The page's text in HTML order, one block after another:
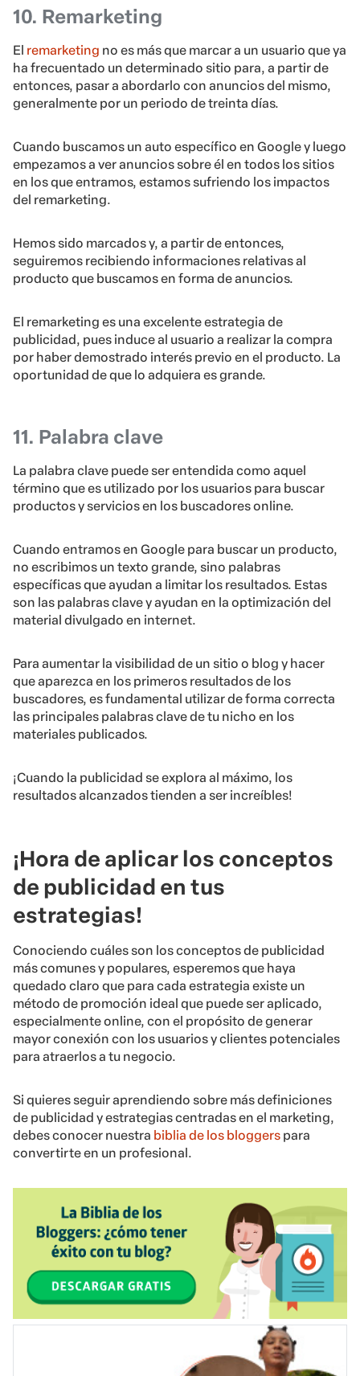
10. Remarketing
El remarketing no es más que marcar a un usuario que ya
ha frecuentado un determinado sitio para, a partir de
entonces, pasar a abordarlo con anuncios del mismo,
generalmente por un periodo de treinta días.
Cuando buscamos un auto específico en Google y luego
empezamos a ver anuncios sobre él en todos los sitios
en los que entramos, estamos sufriendo los impactos
del remarketing.
Hemos sido marcados y, a partir de entonces,
seguiremos recibiendo informaciones relativas al
producto que buscamos en forma de anuncios.
El remarketing es una excelente estrategia de
publicidad, pues induce al usuario a realizar la compra
por haber demostrado interés previo en el producto. La
oportunidad de que lo adquiera es grande.
11. Palabra clave
La palabra clave puede ser entendida como aquel
término que es utilizado por los usuarios para buscar
productos y servicios en los buscadores online.
Cuando entramos en Google para buscar un producto,
no escribimos un texto grande, sino palabras
específicas que ayudan a limitar los resultados. Estas
son las palabras clave y ayudan en la optimización del
material divulgado en internet.
Para aumentar la visibilidad de un sitio o blog y hacer
que aparezca en los primeros resultados de los
buscadores, es fundamental utilizar de forma correcta
las principales palabras clave de tu nicho en los
materiales publicados.
¡Cuando la publicidad se explora al máximo, los
resultados alcanzados tienden a ser increíbles!
¡Hora de aplicar los conceptos
de publicidad en tus
estrategias!
Conociendo cuáles son los conceptos de publicidad
más comunes y populares, esperemos que haya
quedado claro que para cada estrategia existe un
método de promoción ideal que puede ser aplicado,
especialmente online, con el propósito de generar
mayor conexión con los usuarios y clientes potenciales
para atraerlos a tu negocio.
Si quieres seguir aprendiendo sobre más definiciones
de publicidad y estrategias centradas en el marketing,
debes conocer nuestra biblia de los bloggers para
convertirte en un profesional.